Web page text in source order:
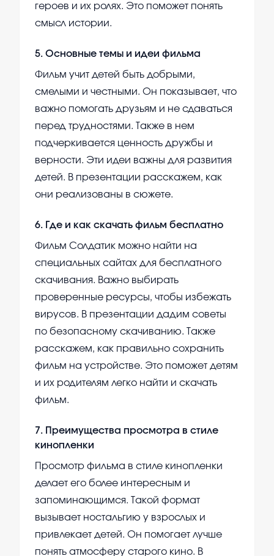
героев и их ролях. Это поможет понять
смысл истории.
5. Основные темы и идеи фильма
Фильм учит детей быть добрыми,
смелыми и честными. Он показывает, что
важно помогать друзьям и не сдаваться
перед трудностями. Также в нем
подчеркивается ценность дружбы и
верности. Эти идеи важны для развития
детей. В презентации расскажем, как
они реализованы в сюжете.
6. Где и как скачать фильм бесплатно
Фильм Солдатик можно найти на
специальных сайтах для бесплатного
скачивания. Важно выбирать
проверенные ресурсы, чтобы избежать
вирусов. В презентации дадим советы
по безопасному скачиванию. Также
расскажем, как правильно сохранить
фильм на устройстве. Это поможет детям
и их родителям легко найти и скачать
фильм.
7. Преимущества просмотра в стиле
кинопленки
Просмотр фильма в стиле кинопленки
делает его более интересным и
запоминающимся. Такой формат
вызывает ностальгию у взрослых и
привлекает детей. Он помогает лучше
понять атмосферу старого кино. В